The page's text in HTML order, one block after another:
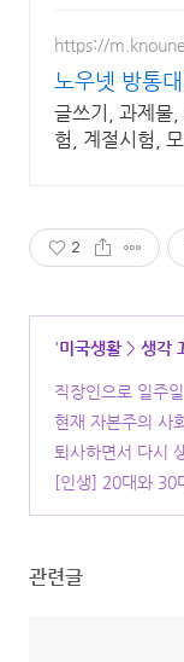
https://
노우넷 방통
글쓰기, 과제물,
험, 계절시험,
2
'미국생활 > 생각
직장인으로 일주
현재 자본주의 사
(0)
퇴사하면서 다시
계
(2)
[인생] 20대와 30
관련글